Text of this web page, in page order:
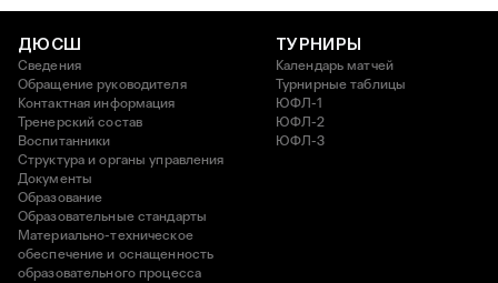
ДЮСШ
Сведения
Обращение руководителя
Контактная информация
Тренерский состав
Воспитанники
Структура и органы управления
Документы
Образование
Образовательные стандарты
Материально-техническое
обеспечение и оснащенность
образовательного процесса
ТУРНИРЫ
Календарь матчей
Турнирные таблицы
ЮФЛ-1
ЮФЛ-2
ЮФЛ-3